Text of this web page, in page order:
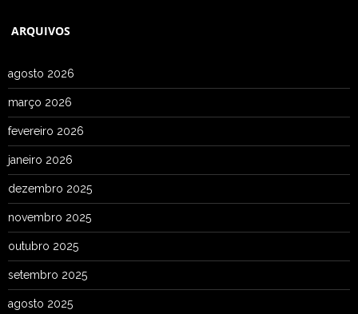
ARQUIVOS
agosto 2026
março 2026
fevereiro 2026
janeiro 2026
dezembro 2025
novembro 2025
outubro 2025
setembro 2025
agosto 2025